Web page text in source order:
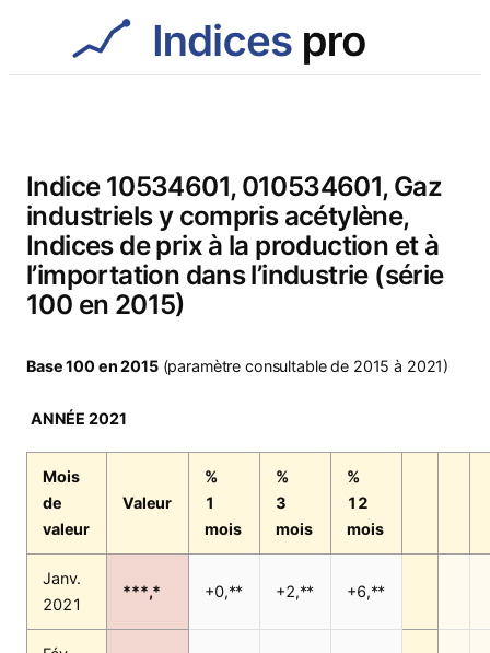
Indice 10534601, 010534601, Gaz
industriels y compris acétylène,
Indices de prix à la production et à
l’importation dans l’industrie (série
100 en 2015)
Base 100 en 2015(paramètre consultable de 2015 à 2021)
ANNÉE 2021
Mois
de
valeur
Valeur
%
1
mois
%
3
mois
%
12
mois
Janv.
2021
***,* +0,** +2,** +6,**